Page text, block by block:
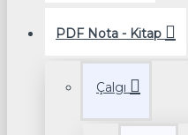
PDF Nota - Kitap
Çalgı